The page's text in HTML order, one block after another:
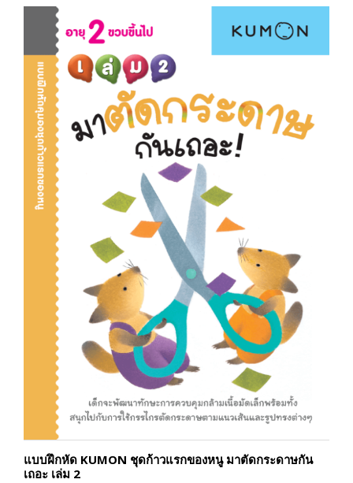
แบบฝึกหัด KUMON ชุดก้าวแรกของหนู มาตัดกระดาษกัน
เถอะ เล่ม 2